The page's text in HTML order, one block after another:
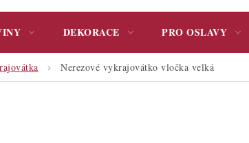
DEKORACE PRO OSLAVY
Nerezové vykrajovátko vločka velká